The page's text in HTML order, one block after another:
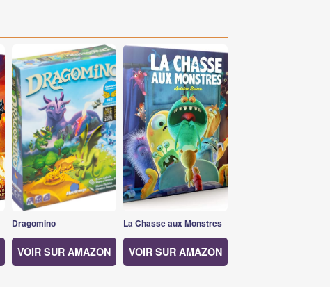
Dragomino
VOIR SUR AMAZON
La Chasse aux Monstres
VOIR SUR AMAZON